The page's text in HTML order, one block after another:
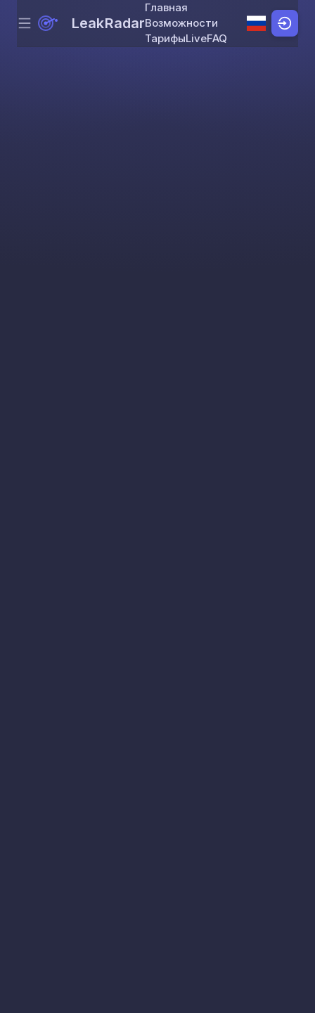
Skip to content
Menu LeakRadar
Главная
Возможности
ТарифыLiveFAQ